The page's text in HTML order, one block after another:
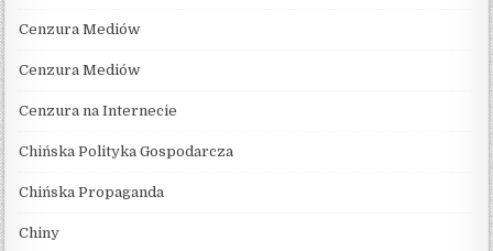
Cenzura Mediów
Cenzura Mediów
Cenzura na Internecie
Chińska Polityka Gospodarcza
Chińska Propaganda
Chiny